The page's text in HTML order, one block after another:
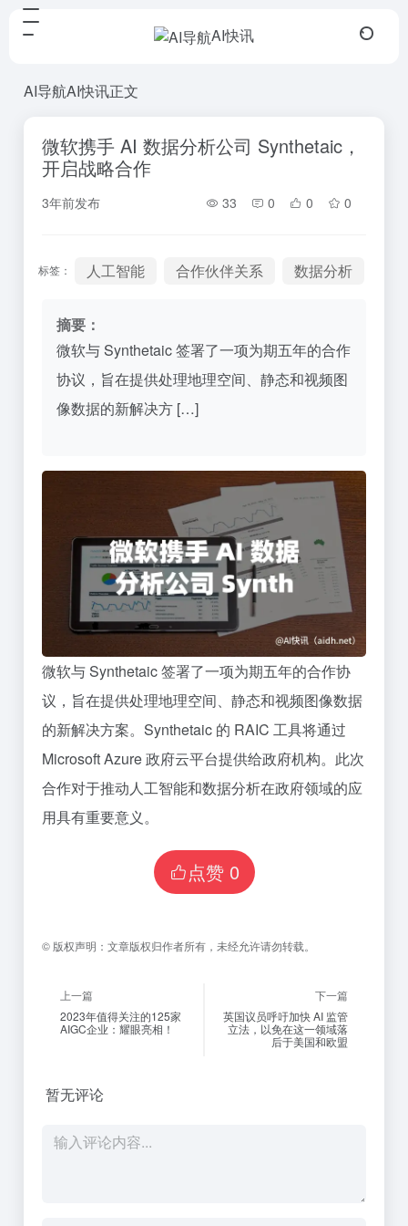
AI快讯
AI导航AI快讯正文
微软携手 AI 数据分析公司 Synthetaic，
开启战略合作
3年前发布 33 0 0 0
标签： 人工智能 合作伙伴关系 数据分析
摘要：
微软与 Synthetaic 签署了一项为期五年的合作
协议，旨在提供处理地理空间、静态和视频图
像数据的新解决方 […]
微软与 Synthetaic 签署了一项为期五年的合作协
议，旨在提供处理地理空间、静态和视频图像数据
的新解决方案。Synthetaic 的 RAIC 工具将通过
Microsoft Azure 政府云平台提供给政府机构。此次
合作对于推动人工智能和数据分析在政府领域的应
用具有重要意义。
点赞 0
© 版权声明： 文章版权归作者所有，未经允许请勿转载。
上一篇
2023年值得关注的125家
AIGC企业：耀眼亮相！
下一篇
英国议员呼吁加快 AI 监管
立法，以免在这一领域落
后于美国和欧盟
暂无评论